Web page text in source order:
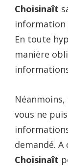
Choisinaît
information
En toute
manière
vous ne
demandé.
Choisinaît